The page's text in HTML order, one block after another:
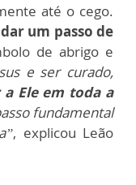
até o cego.
um passo de
de abrigo e
e ser curado,
Ele em toda a
fundamental
, explicou Leão